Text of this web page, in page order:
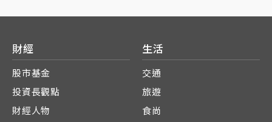
財經
股市基金
投資長觀點
財經人物
生活
交通
旅遊
食尚